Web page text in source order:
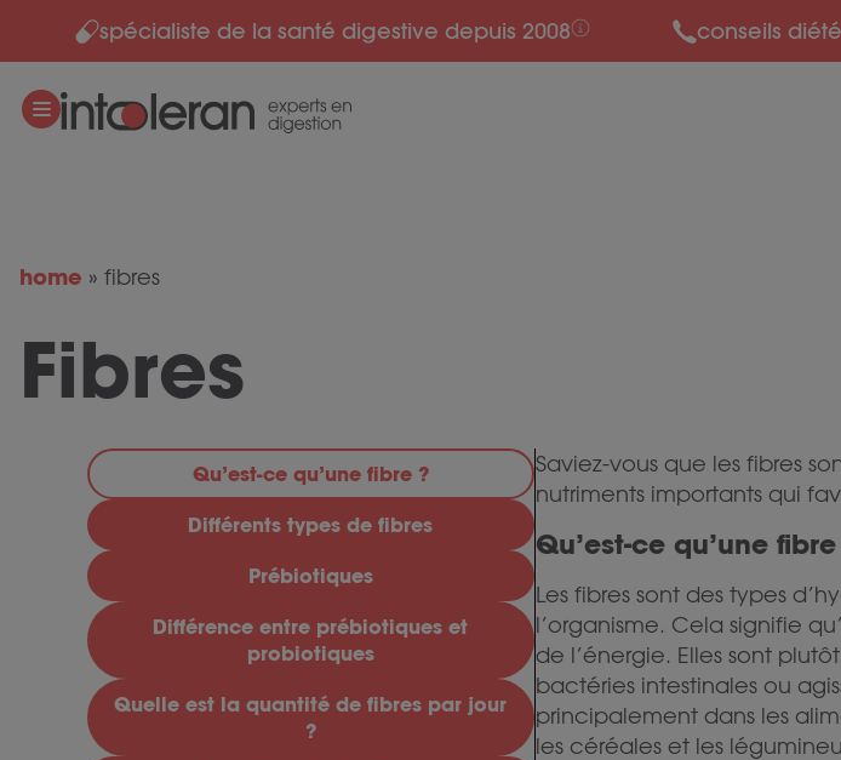
Skip to contentspécialiste de la santé digestive depuis 2008 conseils
home » fibres
Fibres
Qu’est-ce qu’une fibre ?
Différents types de fibres
Prébiotiques
Différence entre prébiotiques et
probiotiques
Quelle est la quantité de fibres par jour
?
Saviez-vous que les fibres
nutriments importants qui
Qu’est-ce qu’une
Les fibres sont des types
l’organisme. Cela signifie
de l’énergie. Elles sont
bactéries intestinales ou
principalement dans les
les céréales et les